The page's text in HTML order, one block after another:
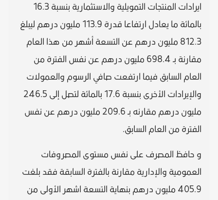
ايرادات المنتجات التمويلية والاستثمارية بنسبة 16.3
بالمائة ما يعادل ارتفاعا قدرة 113.9 مليون درهم ليبلغ
812.3 مليون درهم عن التسعة أشهر من هذا العام
مقارنة بـ 698.4 مليون درهم عن نفس الفترة من
العام السابق فيما ارتفعت صافي الرسوم والعمولات
والإيرادات الأخرى بنسبة 17.6 بالمائة لتصل إلى 246.5
مليون درهم مقارنه بـ 209.6 مليون درهم عن نفس
الفترة من العام السابق.
و حافظ المصرف على نفس مستوى المصروفات
العمومية والإدارية مقارنة بالفترة السابقة فقد بلغت
405.9 مليون درهم بنهاية التسعة اشهر الأولى من